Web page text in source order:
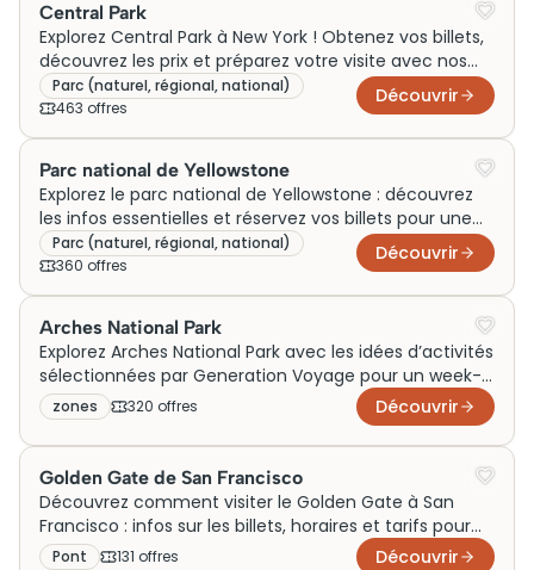
Central Park
Explorez Central Park à New York ! Obtenez vos billets,
découvrez les prix et préparez votre visite avec nos
conseils pratiques.
Parc (naturel, régional, national)
463 offres
Découvrir
Parc national de Yellowstone
Explorez le parc national de Yellowstone : découvrez
les infos essentielles et réservez vos billets pour une
visite inoubliable.
Parc (naturel, régional, national)
360 offres
Découvrir
Arches National Park
Explorez Arches National Park avec les idées d’activités
sélectionnées par Generation Voyage pour un week-
end en couple, en famille ou lors d’un voyage dans
l’Ouest américain. Entre sorties panoramiques, visites
des arches emblématiques et découvertes autour de
Moab, profitez d’expériences inoubliables au cœur de
paysages naturels spectaculaires.
zones 320 offres Découvrir
Golden Gate de San Francisco
Découvrez comment visiter le Golden Gate à San
Francisco : infos sur les billets, horaires et tarifs pour
une visite inoubliable. Réservez maintenant !
Pont 131 offres Découvrir